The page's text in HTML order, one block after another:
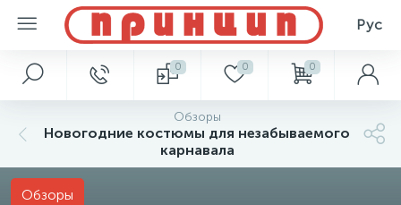
Рус
0 0 0
Обзоры
Новогодние костюмы для незабываемого
карнавала
Обзоры